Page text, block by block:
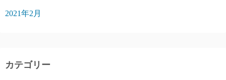
2021年2月
カテゴリー